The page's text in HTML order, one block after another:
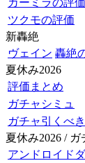
カーミラの評価
ツクモの評価
新轟絶
ヴェイン 轟絶
夏休み2026
評価まとめ
ガチャシミュ
ガチャ引くべ
夏休み2026 / ガ
アンドロイド